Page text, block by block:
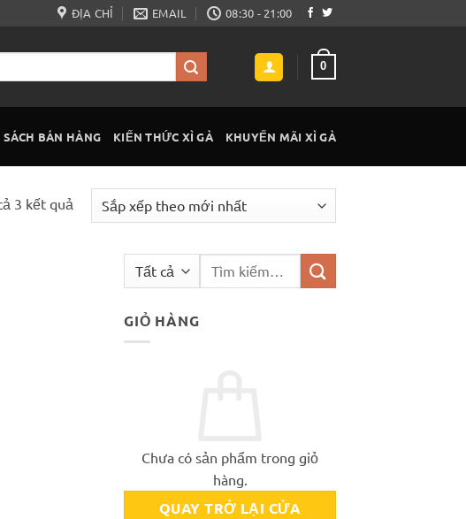
ĐỊA CHỈ EMAIL 08:30 - 21:00
0
BÁN HÀNG KIẾN THỨC XÌ GÀ KHUYẾN MÃI XÌ GÀ
3 kết quảĐã
sắp
Tìm
GIỎ HÀNG
Chưa có sản phẩm trong giỏ
hàng.
QUAY TRỞ LẠI CỬA